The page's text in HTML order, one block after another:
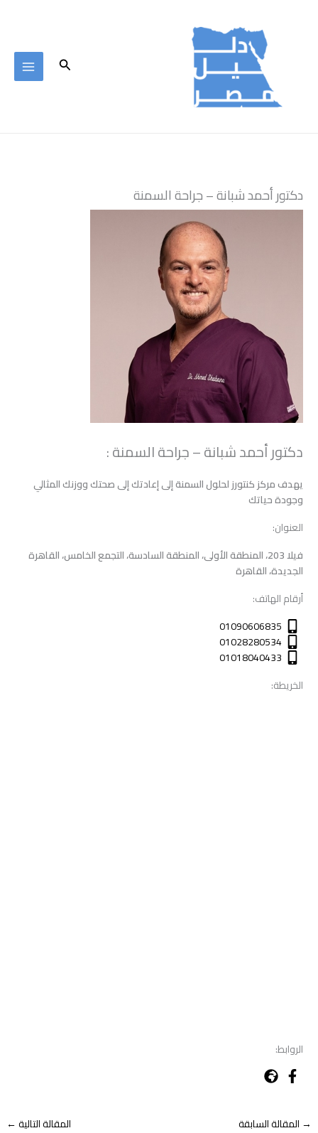
البحث
دكتور أحمد شبانة – جراحة السمنة
دكتور أحمد شبانة – جراحة السمنة :
يهدف مركز كنتورز لحلول السمنة إلى إعادتك إلى صحتك ووزنك المثالي
وجودة حياتك
العنوان:
فيلا 203، المنطقة الأولى، المنطقة السادسة، التجمع الخامس، القاهرة
الجديدة، القاهرة
أرقام الهاتف:
01090606835
01028280534
01018040433
الخريطة:
الروابط:
→ المقالة السابقة المقالة التالية←